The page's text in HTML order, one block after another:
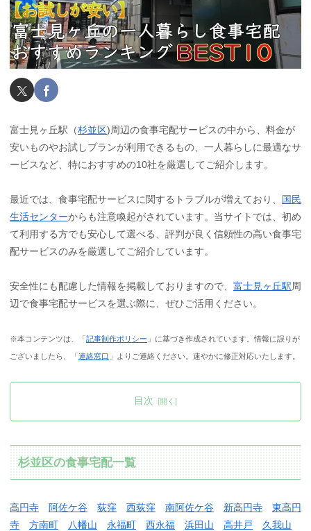
富士見ヶ丘駅（杉並区)周辺の食事宅配サービスの中から、料金が
安いものやお試しプランが利用できるもの、一人暮らしに最適なサ
ービスなど、特におすすめの10社を厳選してご紹介します。
最近では、食事宅配サービスに関するトラブルが増えており、
国民
生活センターからも注意喚起がされています。当サイトでは、初め
て利用する方でも安心して選べる、評判が良く信頼性の高い食事宅
配サービスのみを厳選してご紹介しています。
安全性にも配慮した情報を掲載しておりますので、 富士見ヶ丘駅 周
辺で食事宅配サービスを選ぶ際に、ぜひご活用ください。
※本コンテンツは、「記事制作ポリシー 」に基づき作成されています。情報に誤りが
ございましたら、「連絡窓口 」よりご連絡ください。速やかに修正対応いたします。
目次
杉並区の食事宅配一覧
高円寺 阿佐ケ谷 荻窪 西荻窪 南阿佐ケ谷 新高円寺
東高円
寺
方南町 八幡山 永福町 西永福 浜田山 高井戸
久我山